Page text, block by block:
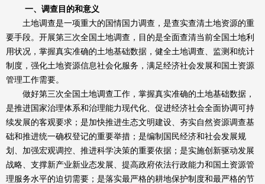
一、调查目的和意义
土地调查是一项重大的国情国力调查，是查实查清土地资源的重
要手段。开展第三次全国土地调查，目的是全面查清当前全国土地利
用状况，掌握真实准确的土地基础数据，健全土地调查、监测和统计
制度，强化土地资源信息社会化服务，满足经济社会发展和国土资源
管理工作需要。
做好第三次全国土地调查工作，掌握真实准确的土地基础数据，
是推进国家治理体系和治理能力现代化、促进经济社会全面协调可持
续发展的客观要求；是加快推进生态文明建设、夯实自然资源调查基
础和推进统一确权登记的重要举措；是编制国民经济和社会发展规
划、加强宏观调控、推进科学决策的重要依据；是实施创新驱动发展
战略、支撑新产业新业态发展、提高政府依法行政能力和国土资源管
理服务水平的迫切需要；是落实最严格的耕地保护制度和最严格的节